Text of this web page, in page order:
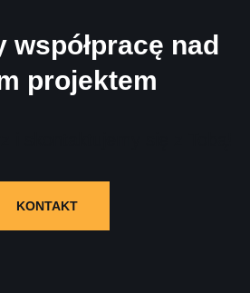
współpracę nad
projektem
KONTAKT